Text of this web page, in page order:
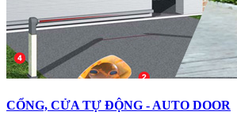
CỔNG, CỬA TỰ ĐỘNG - AUTO DOOR